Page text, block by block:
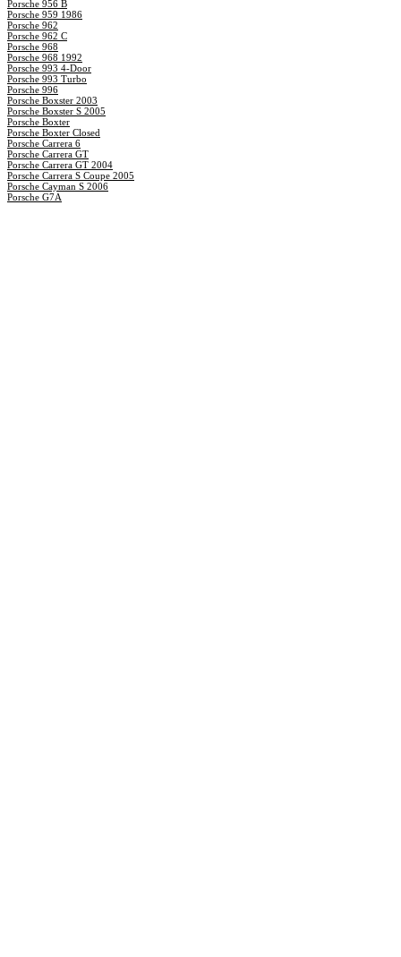
Porsche 956 B
Porsche 959 1986
Porsche 962
Porsche 962 C
Porsche 968
Porsche 968 1992
Porsche 993 4-Door
Porsche 993 Turbo
Porsche 996
Porsche Boxster 2003
Porsche Boxster S 2005
Porsche Boxter
Porsche Boxter Closed
Porsche Carrera 6
Porsche Carrera GT
Porsche Carrera GT 2004
Porsche Carrera S Coupe 2005
Porsche Cayman S 2006
Porsche G7A